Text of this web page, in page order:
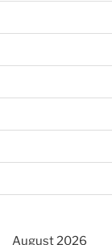
August 2026